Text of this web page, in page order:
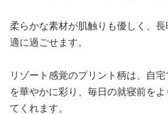
柔らかな素材が肌触りも優しく、
適に過ごせます。
リゾート感覚のプリント柄は、自
を華やかに彩り、毎日の就寝前を
てくれます。